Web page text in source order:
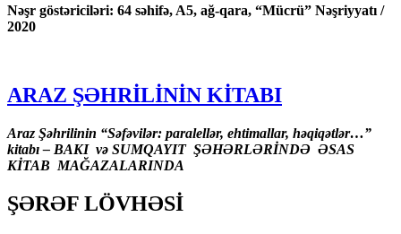
Nəşr göstəriciləri: 64 səhifə, A5, ağ-qara, “Mücrü” Nəşriyyatı /
2020
ARAZ ŞƏHRİLİNİN KİTABI
Araz Şəhrilinin “Səfəvilər: paralellər, ehtimallar, həqiqətlər…”
kitabı – BAKI və SUMQAYIT ŞƏHƏRLƏRİNDƏ ƏSAS
KİTAB MAĞAZALARINDA
ŞƏRƏF LÖVHƏSİ